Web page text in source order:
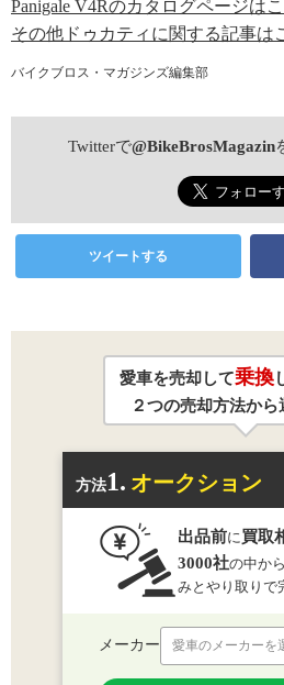
Panigale V4Rのカタログページは
その他ドゥカティに関する記事は
バイクブロス・マガジンズ編集部
Twitterで@BikeBrosMagazin
ツイートする
愛車を売却して乗換
２つの売却方法から
方法1. オークション
出品前に 買取
3000社の中から
みとやり取りで
メーカー 愛車のメーカーを